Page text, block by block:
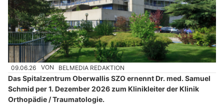
09.06.26 VON BELMEDIA REDAKTION
Das Spitalzentrum Oberwallis SZO ernennt Dr. med. Samuel
Schmid per 1. Dezember 2026 zum Klinikleiter der Klinik
Orthopädie / Traumatologie.